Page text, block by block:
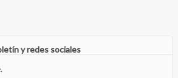
y redes sociales